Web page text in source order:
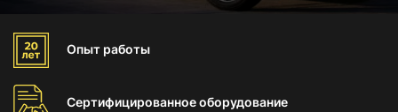
Опыт работы
Сертифицированноеоборудование